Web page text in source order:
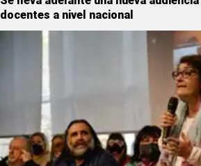
docentes a nivel nacional